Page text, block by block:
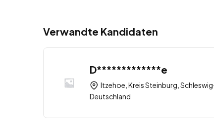
Verwandte Kandidaten
D*************e
Itzehoe, Kreis Steinburg,
Deutschland